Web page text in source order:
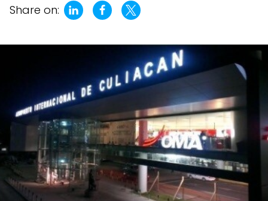
Share on: